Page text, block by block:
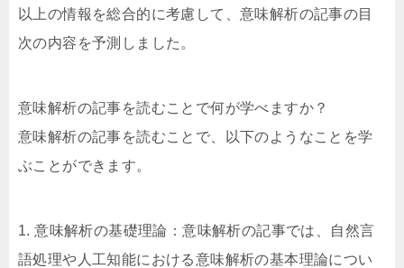
以上の情報を総合的に考慮して、意味解析の記事の目
次の内容を予測しました。
意味解析の記事を読むことで何が学べますか？
意味解析の記事を読むことで、以下のようなことを学
ぶことができます。
1. 意味解析の基礎理論：意味解析の記事では、自然言
語処理や人工知能における意味解析の基本理論につい